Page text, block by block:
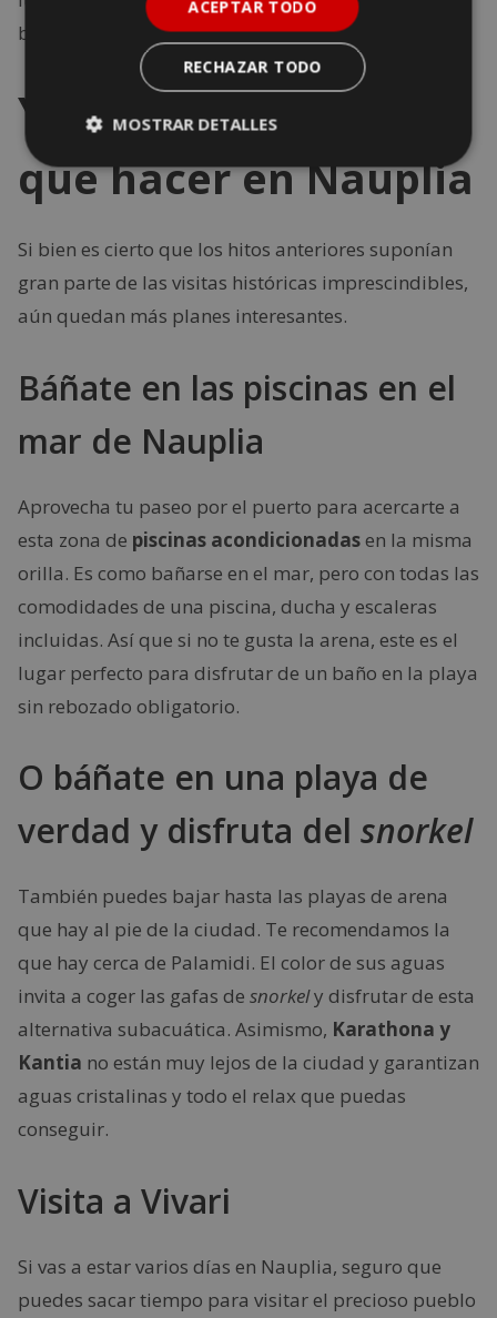
bellos.
Y aún hay más cosas
que hacer en Nauplia
Si bien es cierto que los hitos anteriores suponían
gran parte de las visitas históricas imprescindibles,
aún quedan más planes interesantes.
Báñate en las piscinas en el
mar de Nauplia
Aprovecha tu paseo por el puerto para acercarte a
esta zona de piscinas acondicionadasen la misma
orilla. Es como bañarse en el mar, pero con todas las
comodidades de una piscina, ducha y escaleras
incluidas. Así que si no te gusta la arena, este es el
lugar perfecto para disfrutar de un baño en la playa
sin rebozado obligatorio.
O báñate en una playa de
verdad y disfruta del snorkel
También puedes bajar hasta las playas de arena
que hay al pie de la ciudad. Te recomendamos la
que hay cerca de Palamidi. El color de sus aguas
invita a coger las gafas de snorkely disfrutar de esta
alternativa subacuática. Asimismo, Karathona y
Kantia no están muy lejos de la ciudad y garantizan
aguas cristalinas y todo el relax que puedas
conseguir.
Visita a Vivari
Si vas a estar varios días en Nauplia, seguro que
puedes sacar tiempo para visitar el precioso pueblo
ACEPTAR TODO
RECHAZAR TODO
MOSTRAR DETALLES